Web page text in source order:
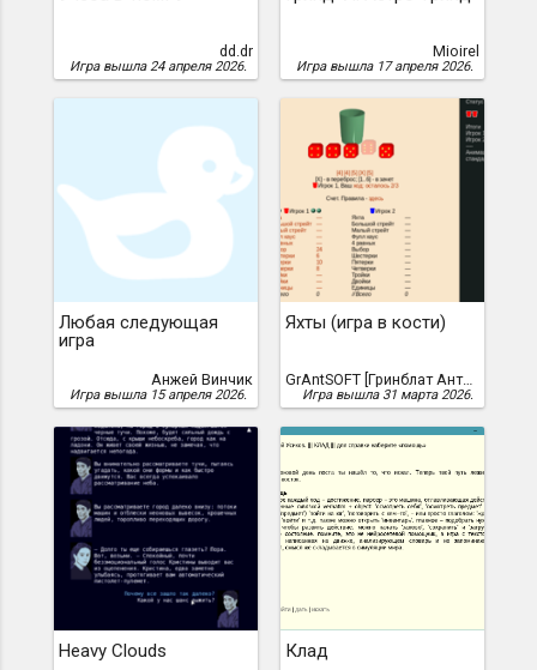
dd.dr
Игра вышла 24 апреля 2026.
Mioirel
Игра вышла 17 апреля 2026.
Любая следующая
игра
Анжей Винчик
Игра вышла 15 апреля 2026.
Яхты (игра в кости)
GrAntSOFT [Гринблат Антон]
Игра вышла 31 марта 2026.
Heavy Clouds Клад